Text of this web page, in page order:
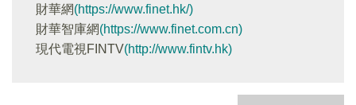
財華網(https://www.finet.hk/)
財華智庫網(https://www.finet.com.cn)
現代電視FINTV(http://www.fintv.hk)